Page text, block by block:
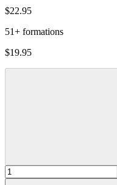
$22.95
51+ formations
$19.95